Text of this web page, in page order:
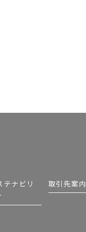
テナビリ
取引先案内